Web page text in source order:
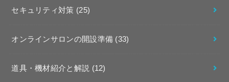
セキュリティ対策 (25)
オンラインサロンの開設準備 (33)
道具・機材紹介と解説 (12)